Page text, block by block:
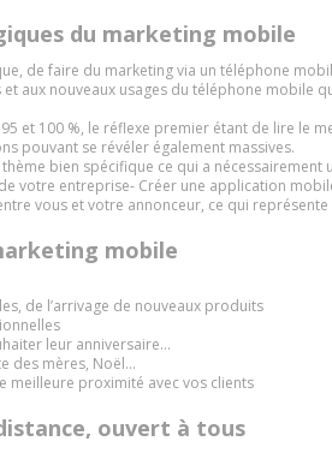
du marketing mobile
de faire du marketing via un téléphone
aux nouveaux usages du téléphone
et 100 %, le réflexe premier étant de lire le
pouvant se révéler également massives.
bien spécifique ce qui a
votre entreprise- Créer une application
vous et votre annonceur, ce qui
mobile
de l’arrivage de nouveaux produits
leur anniversaire…
des mères, Noël…
meilleure proximité avec vos clients
ouvert à tous